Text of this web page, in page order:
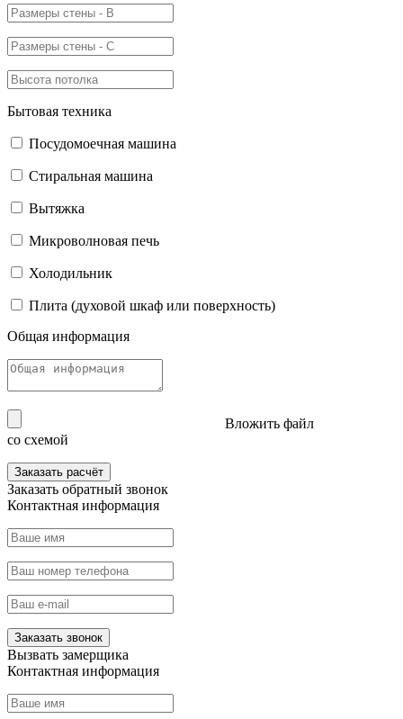
Бытовая техника
Посудомоечная машина
Стиральная машина
Вытяжка
Микроволновая печь
Холодильник
Плита (духовой шкаф или поверхность)
Общая информация
Вложить файл
со схемой
Заказать расчёт
Заказать обратный звонок
Контактная информация
Заказать звонок
Вызвать замерщика
Контактная информация